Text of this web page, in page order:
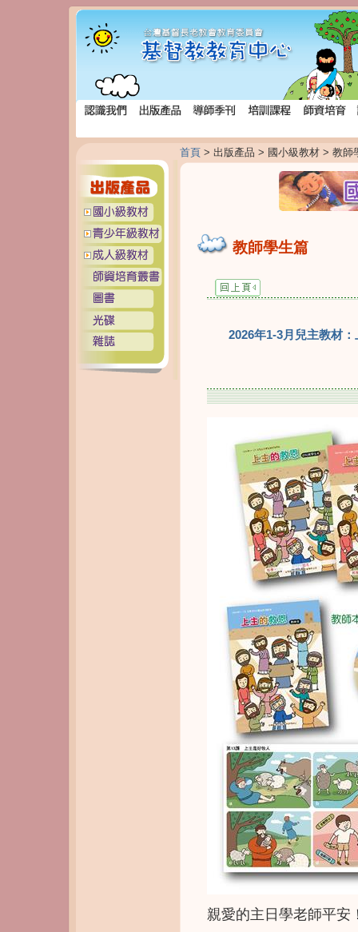
首頁> 出版產品 > 國小級教材 > 教師
教師學生篇
2026年1-3月兒主教材
親愛的主日學老師平安